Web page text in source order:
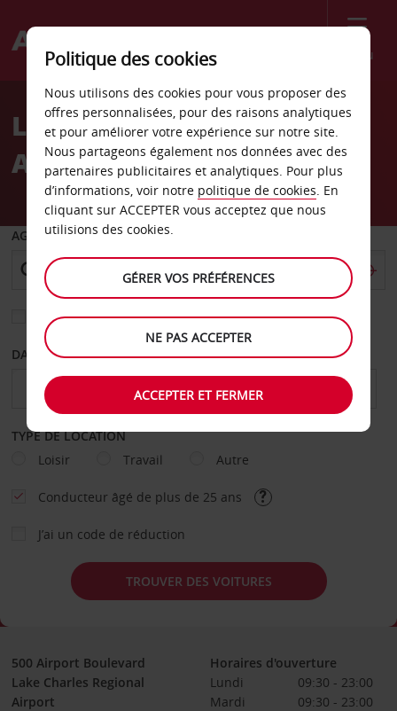
Menu
Welcome
AvisLocation de voiture
Aéroport de Lake Charles
AGENCE DE DÉPART
Sélectionnez une autre agence de retour
DATE DE DÉPART DATE DE RETOUR
TYPE DE LOCATION
Loisir
Travail Autre
Conducteur âgé de plus de 25 ans
J’ai un code de réduction
TROUVER DES VOITURES
500 Airport Boulevard
Lake Charles Regional
Airport
Horaires d'ouverture
Lundi
09:30 - 23:00
Mardi
09:30 - 23:00
Politique des cookies
Nous utilisons des cookies pour vous proposer des
offres personnalisées, pour des raisons analytiques
et pour améliorer votre expérience sur notre site.
Nous partageons également nos données avec des
partenaires publicitaires et analytiques. Pour plus
d’informations, voir notre politique de cookies. En
cliquant sur ACCEPTER vous acceptez que nous
utilisions des cookies.
GÉRER VOS PRÉFÉRENCES
NE PAS ACCEPTER
ACCEPTER ET FERMER